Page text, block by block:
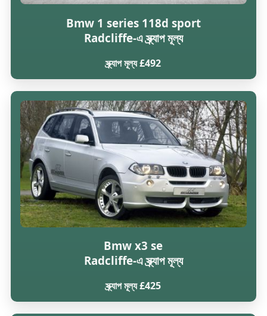
Bmw 1 series 118d sport
Radcliffe-এ স্ক্র্যাপ মূল্য
স্ক্র্যাপ মূল্য £492
Bmw x3 se
Radcliffe-এ স্ক্র্যাপ মূল্য
স্ক্র্যাপ মূল্য £425